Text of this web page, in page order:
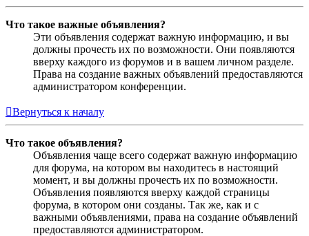
Что такое важные объявления?
Эти объявления содержат важную информацию, и вы
должны прочесть их по возможности. Они появляются
вверху каждого из форумов и в вашем личном разделе.
Права на создание важных объявлений предоставляются
администратором конференции.
Вернуться к началу
Что такое объявления?
Объявления чаще всего содержат важную информацию
для форума, на котором вы находитесь в настоящий
момент, и вы должны прочесть их по возможности.
Объявления появляются вверху каждой страницы
форума, в котором они созданы. Так же, как и с
важными объявлениями, права на создание объявлений
предоставляются администратором.